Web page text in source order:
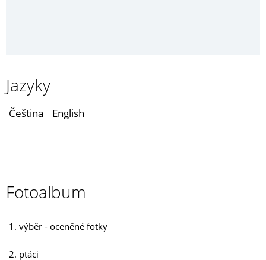
Jazyky
Čeština English
Fotoalbum
1. výběr - oceněné fotky
2. ptáci